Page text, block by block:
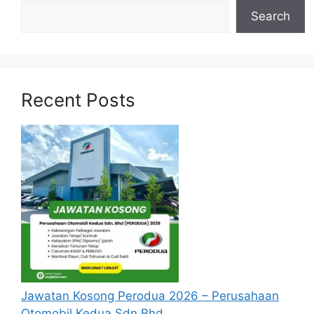
Pesuruhjaya Perlindungan Data
Pegawai Kontrak Pesuruhjaya Gred 29
Baca Juga :
Jawatan Kosong Lembaga Getah
Malaysia (LGM)
Jawatan Kosong Guru SPP 2024 Dibuka
Syarat Asas Permohonan
SPDP 2024
Calon hendaklah warganegara Malaysia
Search
Recent Posts
Jawatan Kosong Perodua 2026 – Perusahaan